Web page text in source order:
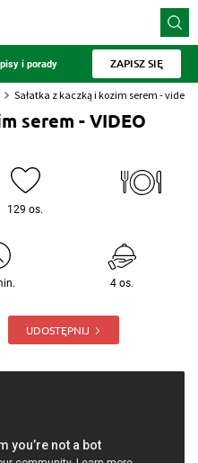
i porady ZAPISZ SIĘ
Sałatka z kaczką i kozim serem - video
serem - VIDEO
129 os.
4 os.
UDOSTĘPNIJ